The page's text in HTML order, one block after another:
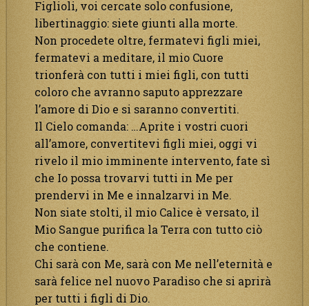
Figlioli, voi cercate solo confusione,
libertinaggio: siete giunti alla morte.
Non procedete oltre, fermatevi figli miei,
fermatevi a meditare, il mio Cuore
trionferà con tutti i miei figli, con tutti
coloro che avranno saputo apprezzare
l’amore di Dio e si saranno convertiti.
Il Cielo comanda: …Aprite i vostri cuori
all’amore, convertitevi figli miei, oggi vi
rivelo il mio imminente intervento, fate sì
che Io possa trovarvi tutti in Me per
prendervi in Me e innalzarvi in Me.
Non siate stolti, il mio Calice è versato, il
Mio Sangue purifica la Terra con tutto ciò
che contiene.
Chi sarà con Me, sarà con Me nell’eternità e
sarà felice nel nuovo Paradiso che si aprirà
per tutti i figli di Dio.